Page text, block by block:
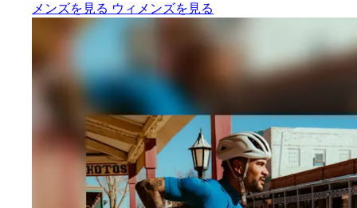
ジャージ
メンズを見る ジャージ:
ウィメンズを見る